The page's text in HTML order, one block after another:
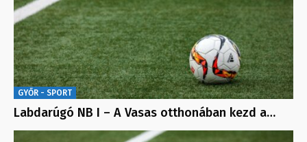
GYŐR - SPORT
Labdarúgó NB I – A Vasas otthonában kezd a…